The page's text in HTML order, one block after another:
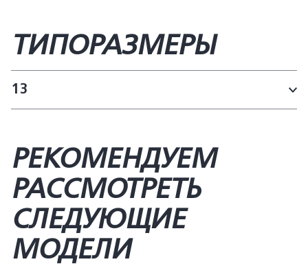
ТИПОРАЗМЕРЫ
13
РЕКОМЕНДУЕМ
РАССМОТРЕТЬ
СЛЕДУЮЩИЕ
МОДЕЛИ